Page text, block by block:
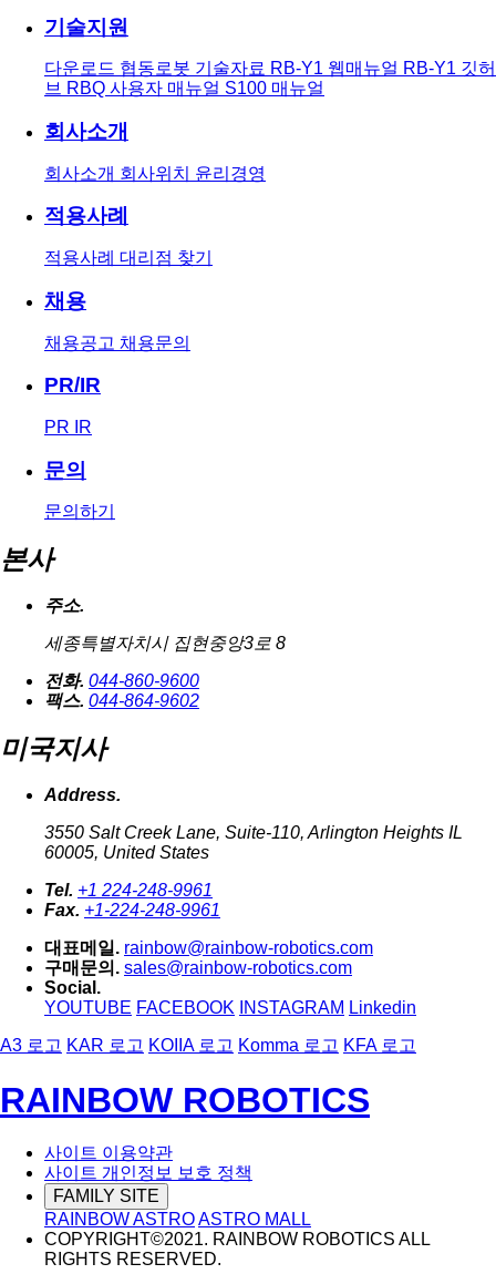
기술지원
다운로드 협동로봇 기술자료 RB-Y1 웹매뉴얼 RB-Y1 깃허
브 RBQ 사용자 매뉴얼 S100 매뉴얼
회사소개
회사소개 회사위치 윤리경영
적용사례
적용사례 대리점 찾기
채용
채용공고 채용문의
PR/IR
PR IR
문의
문의하기
본사
주소.
세종특별자치시 집현중앙3로 8
전화. 044-860-9600
팩스. 044-864-9602
미국지사
Address.
3550 Salt Creek Lane, Suite-110, Arlington Heights IL
60005, United States
Tel. +1 224-248-9961
Fax. +1-224-248-9961
대표메일. rainbow@rainbow-robotics.com
구매문의. sales@rainbow-robotics.com
Social.
YOUTUBE FACEBOOK INSTAGRAM Linkedin
A3 로고 KAR 로고 KOIIA 로고 Komma 로고 KFA 로고
RAINBOW ROBOTICS
사이트 이용약관
사이트 개인정보 보호 정책
FAMILY SITE
RAINBOW ASTROASTRO MALL
COPYRIGHT©2021. RAINBOW ROBOTICS ALL
RIGHTS RESERVED.